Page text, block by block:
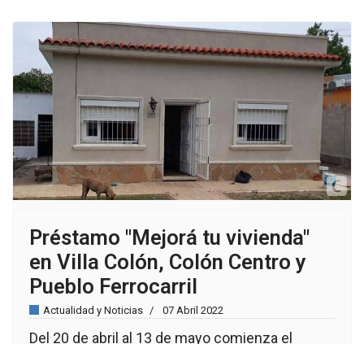
Préstamo "Mejorá tu vivienda"
en Villa Colón, Colón Centro y
Pueblo Ferrocarril
Actualidad y Noticias 07 Abril 2022
Del 20 de abril al 13 de mayo comienza el